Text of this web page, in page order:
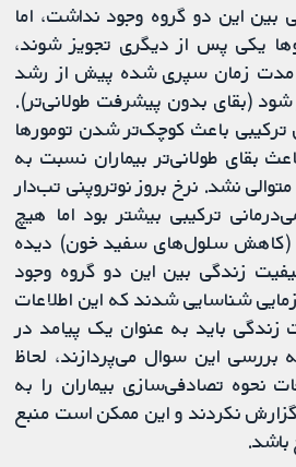
بین این دو گروه وجود نداشت، اما
یکی پس از دیگری تجویز شوند،
زمان سپری شده پیش از رشد
شود (بقای بدون پیشرفت طولانی‌تر).
ترکیبی باعث کوچک‌تر شدن تومورها
بقای طولانی‌تر بیماران نسبت به
نشد. نرخ بروز نوتروپنی تب‌دار
ترکیبی بیشتر بود اما هیچ
(کاهش سلول‌های سفید خون) دیده
زندگی بین این دو گروه وجود
شناسایی شدند که این اطلاعات
زندگی باید به عنوان یک پیامد در
بررسی این سوال می‌پردازند، لحاظ
نحوه تصادفی‌سازی بیماران را به
نکردند و این ممکن است منبع